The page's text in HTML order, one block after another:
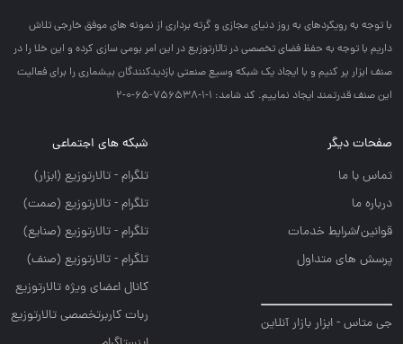
با توجه به رويكردهاي به روز دنياي مجازي و گرته برداري از نمونه هاي موفق خارجي تلاش
داريم با توجه به حفظ فضاي تخصصي در تالارتوزيع در اين امر بومي سازي كرده و اين خلا را در
صنف ابزار پر كنيم و با ايجاد يك شبكه وسيع صنعتي بازديدكنندگان بيشماري را براي فعاليت
اين صنف قدرتمند ايجاد نماييم. کد شامد: 1-1-756538-65-0-2
صفحات دیگر
تماس با ما
درباره ما
قوانین/شرایط خدمات
پرسش های متداول
جی متاس - ابزار بازار آنلاین
شبکه های اجتماعی
تلگرام - تالارتوزيع (ابزار)
تلگرام - تالارتوزيع (صمت)
تلگرام - تالارتوزيع (صنايع)
تلگرام - تالارتوزیع (صنف)
کانال اعضای ویژه تالارتوزیع
ربات کاربرتخصصی تالارتوزیع